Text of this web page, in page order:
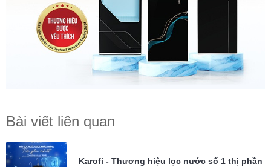
Bài viết liên quan
Karofi - Thương hiệu lọc nước số 1 thị phần